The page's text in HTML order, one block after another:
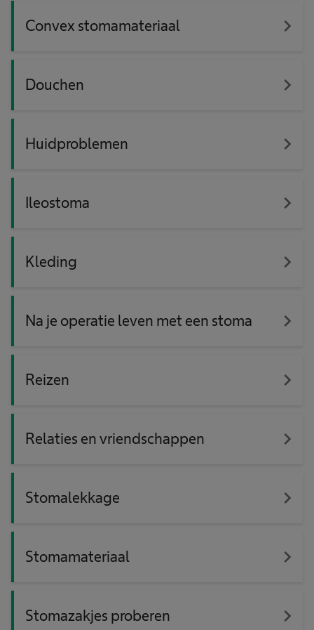
Convex stomamateriaal navigate_next
Douchen navigate_next
Huidproblemen navigate_next
Ileostoma navigate_next
Kleding navigate_next
Na je operatie leven met een stoma navigate_next
Reizen navigate_next
Relaties en vriendschappen navigate_next
Stomalekkage navigate_next
Stomamateriaal navigate_next
Stomazakjes proberen navigate_next